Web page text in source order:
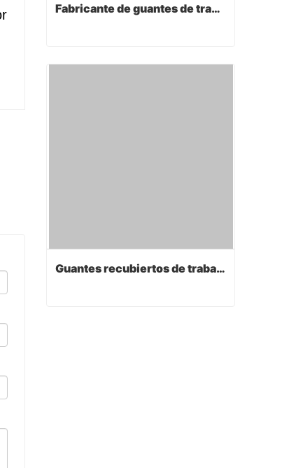
Fabricante de guantes de trabajo
Fabricante de guantes de trabajo
Guantes recubiertos de trabajo de PVC